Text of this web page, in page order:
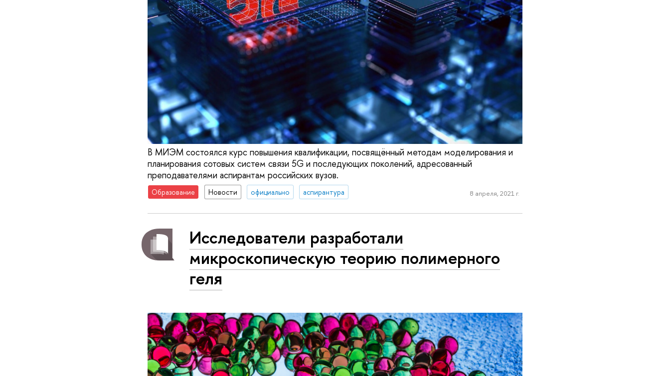
В МИЭМ состоялся курс повышения квалификации, посвящённый методам моделирования и
планирования сотовых систем связи 5G и последующих поколений, адресованный
преподавателями аспирантам российских вузов.
Образование Новости официально аспирантура 8 апреля, 2021 г.
Исследователи разработали
микроскопическую теорию полимерного
геля